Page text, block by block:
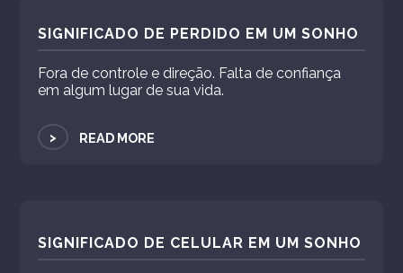
SIGNIFICADO DE PERDIDO EM UM SONHO
Fora de controle e direção. Falta de confiança
em algum lugar de sua vida.
> READ MORE
SIGNIFICADO DE CELULAR EM UM SONHO